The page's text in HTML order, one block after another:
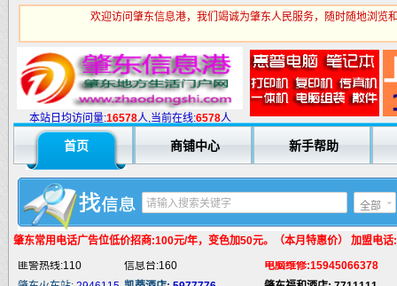
欢迎访问肇东信息港，我们竭诚为肇东人民服务，随时随地浏览
本站日均访问量:16578人,当前在线:6578人
首页 商铺中心 新手帮助
全部
肇东常用电话广告位低价招商:100元/年，变色加50元。（本月特惠价） 加盟电
火警热线:119 急救 中心:120
电业局：95598 7714063
市内电话查询：114
第一医院：120 7714075
人民医院: 7713311
疾控中心:7714108 自来水公司:7791568
机票预订:0455-6987567
职业介绍:招商中
爱心家政:0455-6620919
福逸安老院:0455-2953889
汽车抢修:招商中
通地漏:0455-5980332
法律服务:招商中
婚姻介绍:招商中
婚庆庆典:招商中
快递服务:招商中
专业刷墙:15945980325
纯 净 水:招商中
蛋糕预定:招商中
房产中介:招商中
匪警热线:110
信息台:160
电脑维修:15945066378
肇东火车站:2946115 凯蒂酒店:5977776
肇东福和酒店: 7711111